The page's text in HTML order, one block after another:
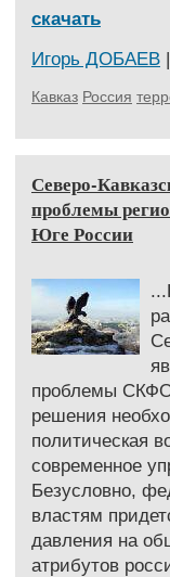
скачать
Игорь ДОБАЕВ
Кавказ Россия
Северо-
проблемы
Юге России
проблемы
решения
политическая
современное
Безусловно,
властям
давления на
атрибутов